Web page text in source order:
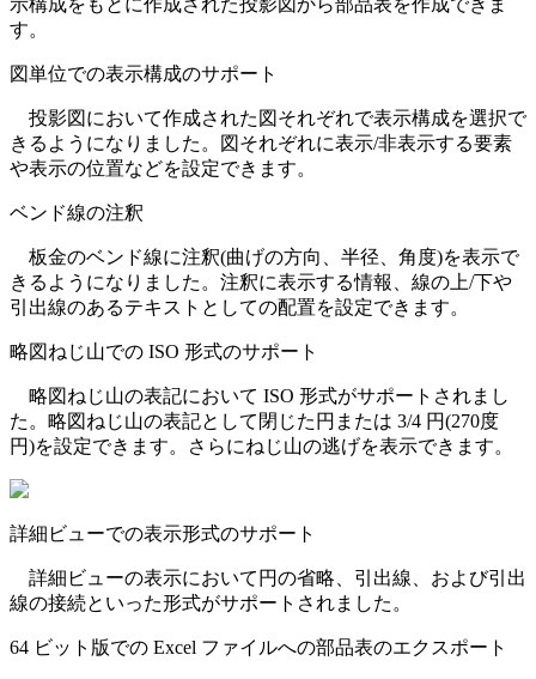
す。
図単位での表示構成のサポート
投影図において作成された図それぞれで表示構成を選択で
きるようになりました。図それぞれに表示/非表示する要素
や表示の位置などを設定できます。
ベンド線の注釈
板金のベンド線に注釈(曲げの方向、半径、角度)を表示で
きるようになりました。注釈に表示する情報、線の上/下や
引出線のあるテキストとしての配置を設定できます。
略図ねじ山での ISO 形式のサポート
略図ねじ山の表記において ISO 形式がサポートされまし
た。略図ねじ山の表記として閉じた円または 3/4 円(270度
円)を設定できます。さらにねじ山の逃げを表示できます。
詳細ビューでの表示形式のサポート
詳細ビューの表示において円の省略、引出線、および引出
線の接続といった形式がサポートされました。
64 ビット版での Excel ファイルへの部品表のエクスポート